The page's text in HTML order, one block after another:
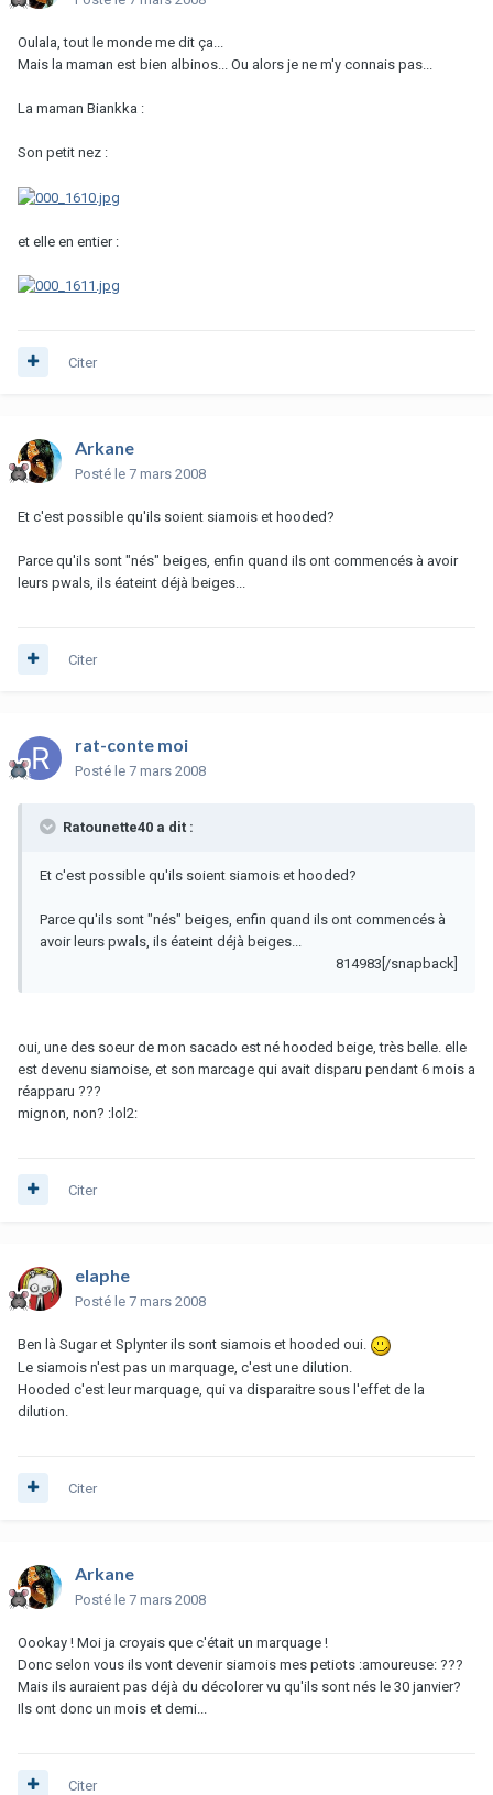
Oulala, tout le monde me dit ça...
Mais la maman est bien albinos... Ou alors je ne m'y connais pas...
La maman Biankka :
Son petit nez :
et elle en entier :
Citer
Arkane
Posté le 7 mars 2008
Et c'est possible qu'ils soient siamois et hooded?
Parce qu'ils sont "nés" beiges, enfin quand ils ont commencés à avoir
leurs pwals, ils éateint déjà beiges...
Citer
rat-conte moi
Posté le 7 mars 2008
Ratounette40 a dit :
Et c'est possible qu'ils soient siamois et hooded?
Parce qu'ils sont "nés" beiges, enfin quand ils ont commencés à
avoir leurs pwals, ils éateint déjà beiges...
814983[/snapback]
oui, une des soeur de mon sacado est né hooded beige, très belle. elle
est devenu siamoise, et son marcage qui avait disparu pendant 6 mois a
réapparu ???
mignon, non? :lol2:
Citer
elaphe
Posté le 7 mars 2008
Ben là Sugar et Splynter ils sont siamois et hooded oui.
Le siamois n'est pas un marquage, c'est une dilution.
Hooded c'est leur marquage, qui va disparaitre sous l'effet de la
dilution.
Citer
Arkane
Posté le 7 mars 2008
Oookay ! Moi ja croyais que c'était un marquage !
Donc selon vous ils vont devenir siamois mes petiots :amoureuse: ???
Mais ils auraient pas déjà du décolorer vu qu'ils sont nés le 30 janvier?
Ils ont donc un mois et demi...
Citer